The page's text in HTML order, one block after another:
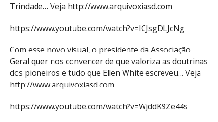
Trindade… Veja http://www.arquivoxiasd.com
https://www.youtube.com/watch?v=ICJsgDLJcNg
Com esse novo visual, o presidente da Associação
Geral quer nos convencer de que valoriza as doutrinas
dos pioneiros e tudo que Ellen White escreveu… Veja
http://www.arquivoxiasd.com
https://www.youtube.com/watch?v=WjddK9Ze44s